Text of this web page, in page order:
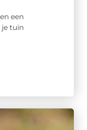
een
je tuin